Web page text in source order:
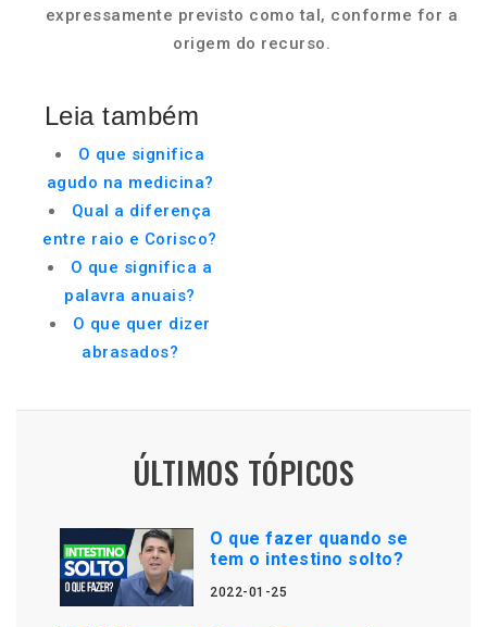
expressamente previsto como tal, conforme for a
origem do recurso.
Leia também
O que significa
agudo na medicina?
Qual a diferença
entre raio e Corisco?
O que significa a
palavra anuais?
O que quer dizer
abrasados?
ÚLTIMOS TÓPICOS
O que fazer quando se
tem o intestino solto?
2022-01-25